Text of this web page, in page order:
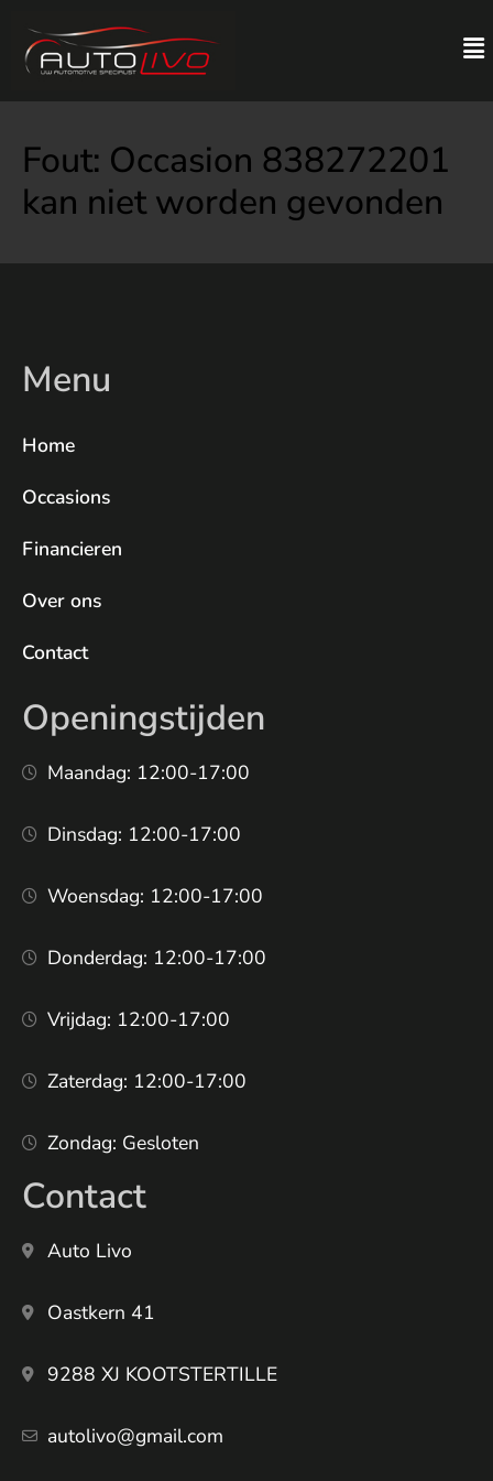
Fout: Occasion 838272201
kan niet worden gevonden
Menu
Home
Occasions
Financieren
Over ons
Contact
Openingstijden
Maandag: 12:00-17:00
Dinsdag: 12:00-17:00
Woensdag: 12:00-17:00
Donderdag: 12:00-17:00
Vrijdag: 12:00-17:00
Zaterdag: 12:00-17:00
Zondag: Gesloten
Contact
Auto Livo
Oastkern 41
9288 XJ KOOTSTERTILLE
autolivo@gmail.com